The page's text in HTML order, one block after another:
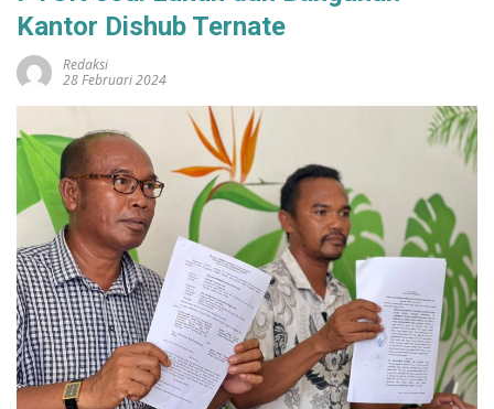
Kantor Dishub Ternate
Redaksi
28 Februari 2024